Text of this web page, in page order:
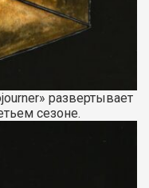
развертывает
сезоне.